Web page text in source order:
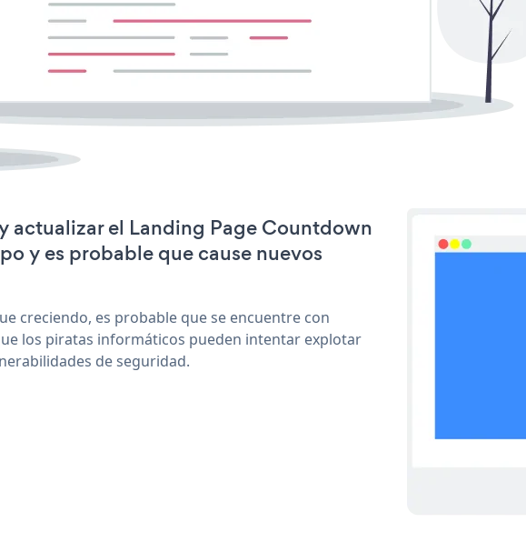
actualizar el Landing Page Countdown
y es probable que cause nuevos
creciendo, es probable que se encuentre con
los piratas informáticos pueden intentar explotar
de seguridad.